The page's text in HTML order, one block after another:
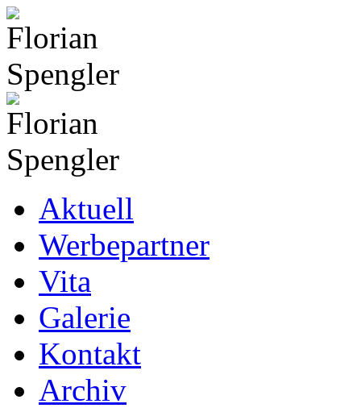
Aktuell
Werbepartner
Vita
Galerie
Kontakt
Archiv